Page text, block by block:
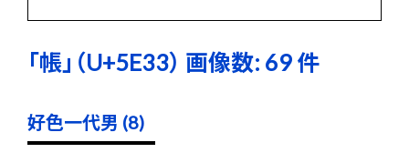
「帳」（U+5E33） 画像数: 69 件
好色一代男 (8)